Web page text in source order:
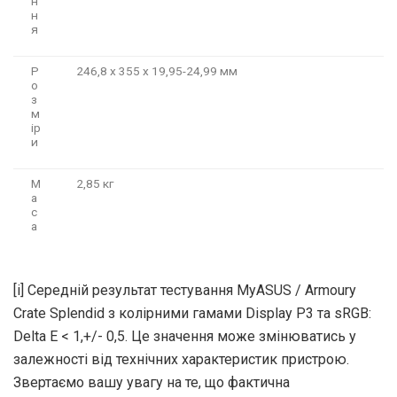
н
я
Р
о
з
м
ір
и
246,8 x 355 x 19,95-24,99 мм
М
а
с
а
2,85 кг
[i] Середній результат тестування MyASUS / Armoury
Crate Splendid з колірними гамами Display P3 та sRGB:
Delta E < 1,+/- 0,5. Це значення може змінюватись у
залежності від технічних характеристик пристрою.
Звертаємо вашу увагу на те, що фактична